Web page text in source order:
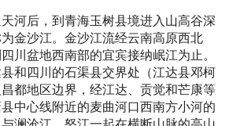
河后，到青海玉树县境进入山高谷深
金沙江。金沙江流经云南高原西北
川盆地西南部的宜宾接纳岷江为止。
和四川的石渠县交界处（江达县邓柯
都地区边界，经江达、贡觉和芒康等
中心线附近的麦曲河口西南方小河的